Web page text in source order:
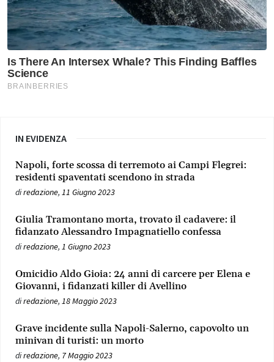
IN EVIDENZA
Napoli, forte scossa di terremoto ai Campi Flegrei:
residenti spaventati scendono in strada
diredazione, 11 Giugno 2023
Giulia Tramontano morta, trovato il cadavere: il
fidanzato Alessandro Impagnatiello confessa
diredazione, 1 Giugno 2023
Omicidio Aldo Gioia: 24 anni di carcere per Elena e
Giovanni, i fidanzati killer di Avellino
diredazione, 18 Maggio 2023
Grave incidente sulla Napoli-Salerno, capovolto un
minivan di turisti: un morto
diredazione, 7 Maggio 2023